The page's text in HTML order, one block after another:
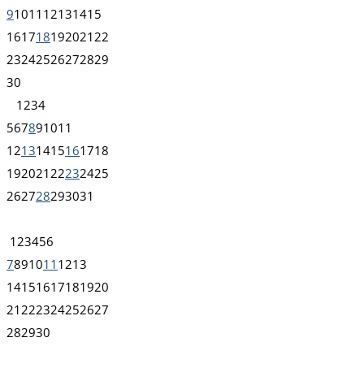
91011 12131415
161718192021 22
23242526272829
30
1 234
567891011
12131415161718
192021 22232425
262728293031
1 23456
7891011 1213
14151617181920
21 222324252627
282930